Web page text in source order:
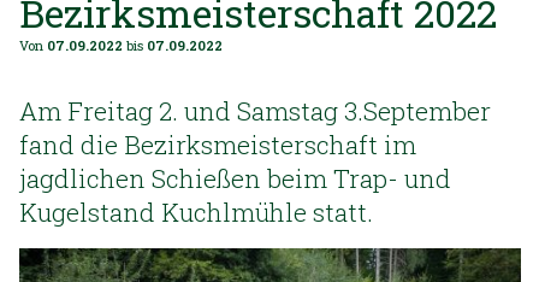
Bezirksmeisterschaft 2022
Von 07.09.2022 bis 07.09.2022
Am Freitag 2. und Samstag 3.September
fand die Bezirksmeisterschaft im
jagdlichen Schießen beim Trap- und
Kugelstand Kuchlmühle statt.